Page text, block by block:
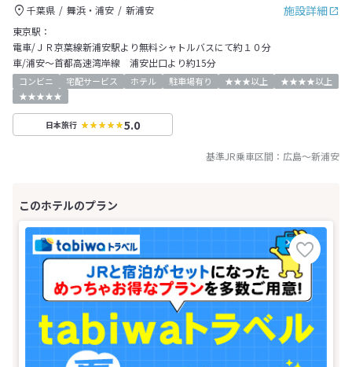
施設詳細
千葉県 舞浜・浦安
新浦安
東京駅：
電車/ＪＲ京葉線新浦安駅より無料シャトルバスにて約１０分
車/浦安～首都高速湾岸線 浦安出口より約15分
コンビニ 宅配サービス ホテル 駐車場有り ★★★以上
★★★★以上
★★★★★
日本旅行 5.0
基準JR乗車区間： 広島～新浦安